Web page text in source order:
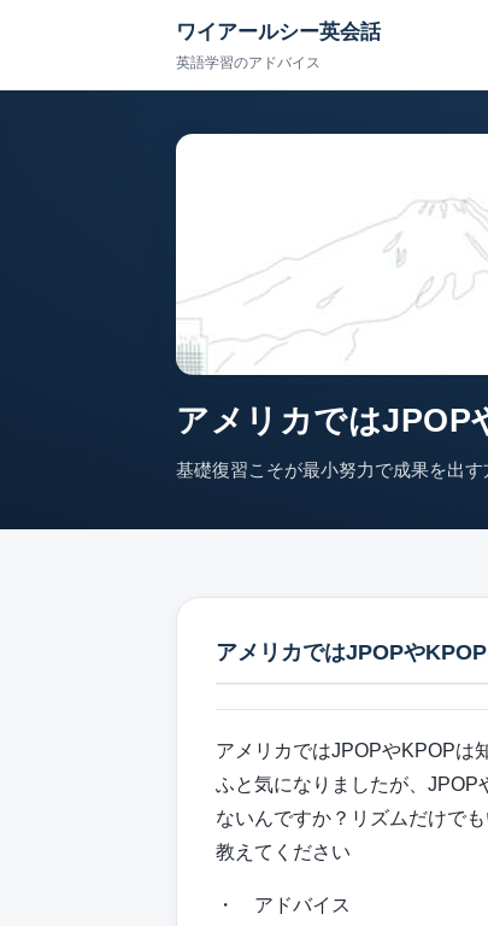
ワイアールシー英会話
英語学習のアドバイス
アメリカではJPOP
基礎復習こそが最小努力で成果を出
アメリカではJPOPや
アメリカではJPOPやKPOPは
ふと気になりましたが、JPOP
ないんですか？リズムだけでも
教えてください
・ アドバイス